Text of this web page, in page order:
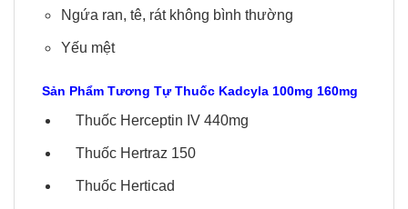
Ngứa ran, tê, rát không bình thường
Yếu mệt
Sản Phẩm Tương Tự Thuốc Kadcyla 100mg 160mg
Thuốc Herceptin IV 440mg
Thuốc Hertraz 150
Thuốc Herticad